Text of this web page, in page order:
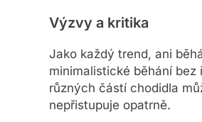
Výzvy a kritika
Jako každý trend, ani
minimalistické běhání
různých částí chodidla
nepřistupuje opatrně.